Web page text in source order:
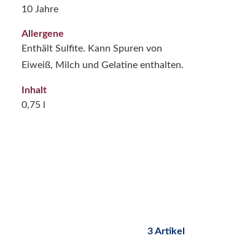
10 Jahre
Allergene
Enthält Sulfite. Kann Spuren von
Eiweiß, Milch und Gelatine enthalten.
Inhalt
0,75 l
3 Artikel